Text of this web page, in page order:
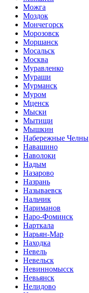
Можга
Моздок
Мончегорск
Морозовск
Моршанск
Мосальск
Москва
Муравленко
Мураши
Мурманск
Муром
Мценск
Мыски
Мытищи
Мышкин
Набережные Челны
Навашино
Наволоки
Надым
Назарово
Назрань
Называевск
Нальчик
Нариманов
Наро-Фоминск
Нарткала
Нарьян-Мар
Находка
Невель
Невельск
Невинномысск
Невьянск
Нелидово